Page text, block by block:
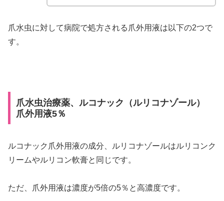
爪水虫に対して病院で処方される爪外用液は以下の2つで
す。
爪水虫治療薬、ルコナック（ルリコナゾール）
爪外用液5％
ルコナック爪外用液の成分、ルリコナゾールはルリコンク
リームやルリコン軟膏と同じです。
ただ、爪外用液は濃度が5倍の5％と高濃度です。